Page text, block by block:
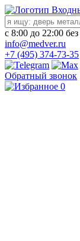
с 8:00 до 22:00
info@medver.ru
+7 (495) 374-73-35
Обратный звонок
0